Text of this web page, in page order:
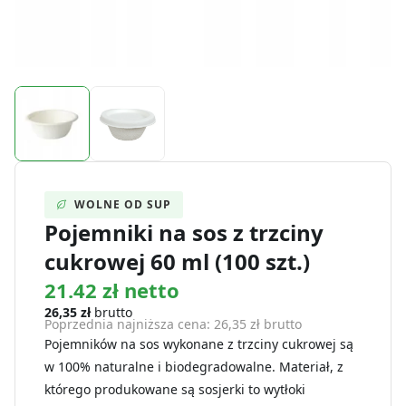
WOLNE OD SUP
Pojemniki na sos z trzciny
cukrowej 60 ml (100 szt.)
21.42 zł netto
26,35 złbrutto
Poprzednia najniższa cena: 26,35 zł brutto
Pojemników na sos wykonane z trzciny cukrowej są
w 100% naturalne i biodegradowalne. Materiał, z
którego produkowane są sosjerki to wytłoki